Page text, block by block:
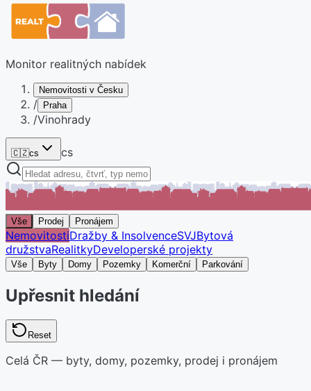
Monitor realitných nabídek
Nemovitosti v Česku
/ Praha
/Vinohrady
🇨🇿cs cs
Vše Prodej Pronájem
NemovitostiDražby & InsolvenceSVJBytová
družstvaRealitkyDeveloperské projekty
Vše Byty Domy Pozemky Komerční Parkování
Upřesnit hledání
Reset
Celá ČR — byty, domy, pozemky, prodej i pronájem